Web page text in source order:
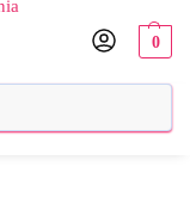
0
de produse